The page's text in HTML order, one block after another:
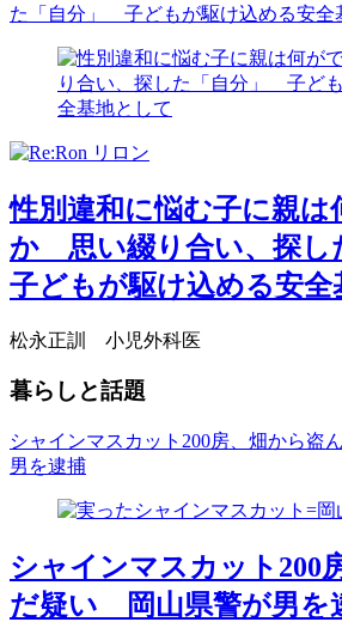
た「自分」 子どもが駆け込める安全
性別違和に悩む子に親は
か 思い綴り合い、探し
子どもが駆け込める安全
松永正訓 小児外科医
暮らしと話題
シャインマスカット200房、畑から
男を逮捕
シャインマスカット200
だ疑い 岡山県警が男を